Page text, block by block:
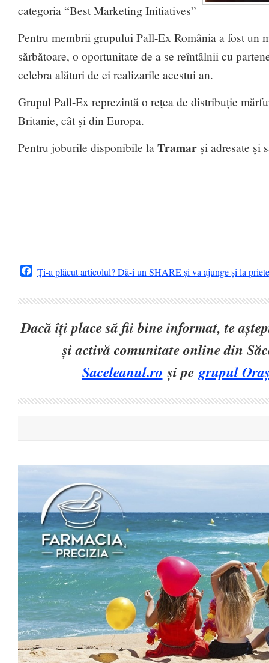
categoria “Best Marketing Initiatives”
Pentru membrii grupului Pall-Ex România a fost un
sărbătoare, o oportunitate de a se reîntâlnii cu
celebra alături de ei realizarile acestui an.
Grupul Pall-Ex reprezintă o rețea de distribuție
Britanie, cât și din Europa.
Pentru joburile disponibile la Tramar și adresate și
Facebook
Ți-a plăcut articolul? Dă-i un SHARE și va ajunge și la
Dacă îți place să fii bine informat, te
și activă comunitate online din
Saceleanul.ro și pegrupul